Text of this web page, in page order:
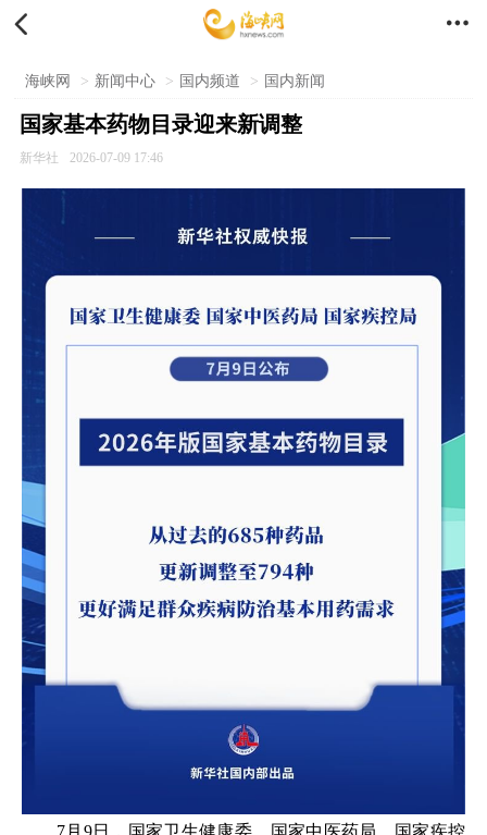
 
海峡网 > 新闻中心 > 国内频道 > 国内新闻
国家基本药物目录迎来新调整
新华社 2026-07-09 17:46
7月9日，国家卫生健康委、国家中医药局、国家疾控